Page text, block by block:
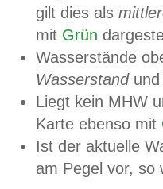
gilt dies als
mit Grün
Wasserstände
Wasserstandund
Liegt kein MHW
Karte ebenso mit
Ist der aktuelle
am Pegel vor,